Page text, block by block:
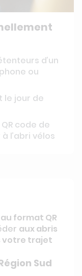
d’un
ou
le jour de
code de
l’abri vélos
au format QR
aux abris
votre trajet
Sud